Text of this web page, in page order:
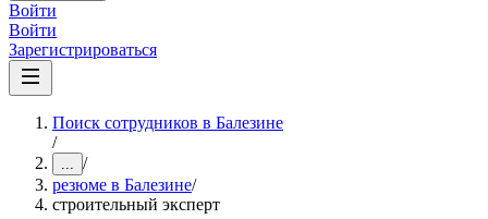
Войти
Войти
Зарегистрироваться
Поиск сотрудников в Балезине
/
... /
резюме в Балезине/
строительный эксперт